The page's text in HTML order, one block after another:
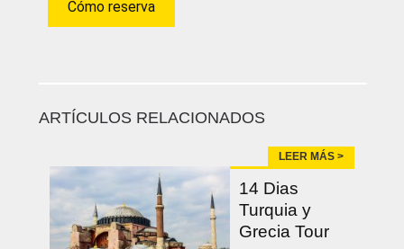
Cómo reserva
ARTÍCULOS RELACIONADOS
LEER MÁS >
14 Dias
Turquia y
Grecia Tour